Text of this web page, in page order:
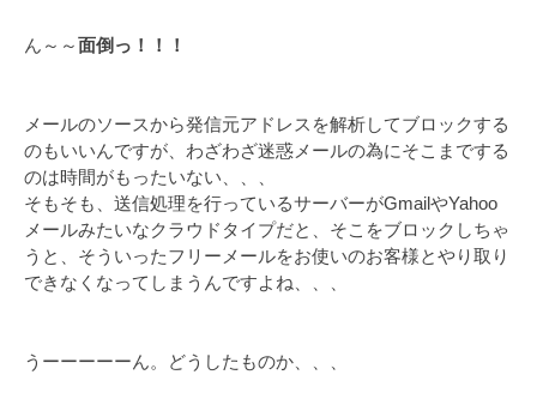
ん～～面倒っ！！！
メールのソースから発信元アドレスを解析してブロックする
のもいいんですが、わざわざ迷惑メールの為にそこまでする
のは時間がもったいない、、、
そもそも、送信処理を行っているサーバーがGmailやYahoo
メールみたいなクラウドタイプだと、そこをブロックしちゃ
うと、そういったフリーメールをお使いのお客様とやり取り
できなくなってしまうんですよね、、、
うーーーーーん。どうしたものか、、、